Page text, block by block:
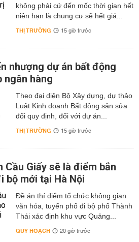
không phải cứ đến mốc thời gian hết
niên hạn là chung cư sẽ hết giá...
THỊ TRƯỜNG 15 giờ trước
nhượng dự án bất động
ngân hàng
Theo đại diện Bộ Xây dựng, dự thảo
Luật Kinh doanh Bất động sản sửa
đổi quy định, đối với dự án...
THỊ TRƯỜNG 15 giờ trước
Cầu Giấy sẽ là điểm bắn
bộ mới tại Hà Nội
Đề án thí điểm tổ chức không gian
văn hóa, tuyến phố đi bộ phố Thành
Thái xác định khu vực Quảng...
QUY HOẠCH 20 giờ trước